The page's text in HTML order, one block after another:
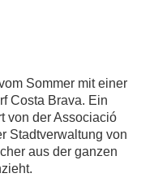
Sommer mit einer
Costa Brava. Ein
von der Associació
Stadtverwaltung von
aus der ganzen